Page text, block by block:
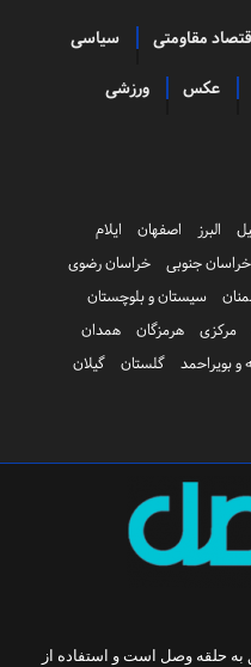
مقاومتی سیاسی
عکس ورزشی
البرز اصفهان
ایلام
خراسان جنوبی
خراسان رضوی
سیستان و بلوچستان
مرکزی هرمزگان
همدان
و بویراحمد گلستان
گیلان
به حلقه وصل است و استفاده از